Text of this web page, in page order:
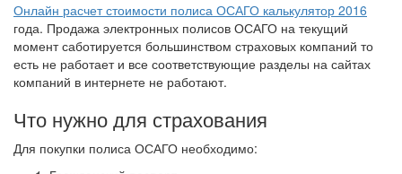
Онлайн расчет стоимости полиса ОСАГО калькулятор 2016
года. Продажа электронных полисов ОСАГО на текущий
момент саботируется большинством страховых компаний то
есть не работает и все соответствующие разделы на сайтах
компаний в интернете не работают.
Что нужно для страхования
Для покупки полиса ОСАГО необходимо: